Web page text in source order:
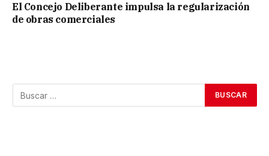
El Concejo Deliberante impulsa la regularización
de obras comerciales